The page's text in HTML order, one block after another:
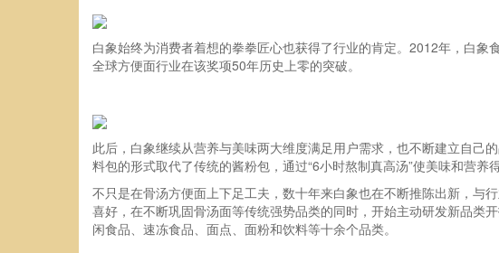
白象始终为消费者着想的拳拳匠心也获得了行业的肯定。2012年，白象
全球方便面行业在该奖项50年历史上零的突破。
此后，白象继续从营养与美味两大维度满足用户需求，也不断建立自己
料包的形式取代了传统的酱粉包，通过“6小时熬制真高汤”使美味和营养
不只是在骨汤方便面上下足工夫，数十年来白象也在不断推陈出新，与
喜好，在不断巩固骨汤面等传统强势品类的同时，开始主动研发新品类
闲食品、速冻食品、面点、面粉和饮料等十余个品类。